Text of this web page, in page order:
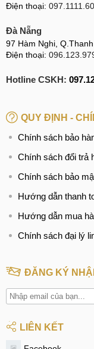
Điện thoại:
Đà Nẵng
97 Hàm Nghi,
Điện thoại:
Hotline CSKH:
QUY ĐỊNH -
Chính sách bảo
Chính sách đổi trả
Chính sách bảo
Hướng dẫn thanh
Hướng dẫn mua
Chính sách đại lý
ĐĂNG KÝ
LIÊN KẾT